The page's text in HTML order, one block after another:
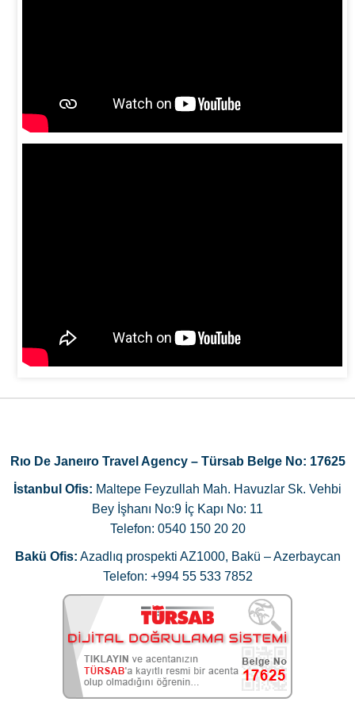
Rıo De Janeıro Travel Agency – Türsab Belge No: 17625
İstanbul Ofis: Maltepe Feyzullah Mah. Havuzlar Sk. Vehbi
Bey İşhanı No:9 İç Kapı No: 11
Telefon: 0540 150 20 20
Bakü Ofis: Azadlıq prospekti AZ1000, Bakü – Azerbaycan
Telefon: +994 55 533 7852